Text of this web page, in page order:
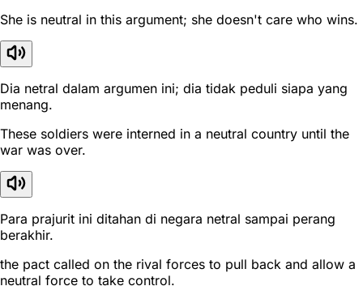
She is neutral in this argument; she doesn't care who wins.
Dia netral dalam argumen ini; dia tidak peduli siapa yang
menang.
These soldiers were interned in a neutral country until the
war was over.
Para prajurit ini ditahan di negara netral sampai perang
berakhir.
the pact called on the rival forces to pull back and allow a
neutral force to take control.